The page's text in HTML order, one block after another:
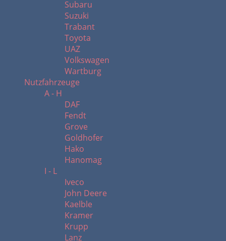
Subaru
Suzuki
Trabant
Toyota
UAZ
Volkswagen
Wartburg
Nutzfahrzeuge
A - H
DAF
Fendt
Grove
Goldhofer
Hako
Hanomag
I - L
Iveco
John Deere
Kaelble
Kramer
Krupp
Lanz